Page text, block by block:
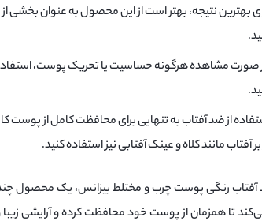
بهترین نتیجه، بهتر است از این محصول به عنوان بخشی
صورت مشاهده هرگونه حساسیت یا تحریک پوست،
از ضد آفتاب به تنهایی برای محافظت کامل از
آفتاب مانند کلاه و عینک آفتابی نیز استفاده کنید.
رنگی پوست چرب و مختلط بیزانس، یک محصول
تا همزمان از پوست خود محافظت کرده و آرایشی زیبا